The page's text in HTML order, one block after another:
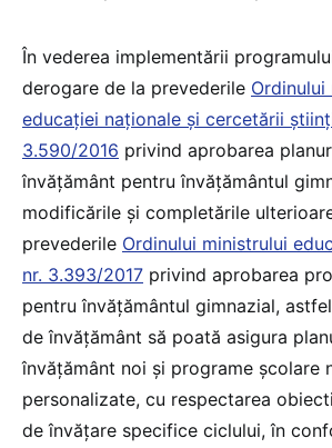
În vederea implementării
derogare de la prevederile Ordinului
educației naționale și cercetării
3.590/2016 privind aprobarea
învățământ pentru învățământul
modificările și completările
prevederile Ordinului ministrului
nr. 3.393/2017 privind aprobarea
pentru învățământul gimnazial,
de învățământ să poată asigura
învățământ noi și programe școlare
personalizate, cu respectarea
de învățare specifice ciclului, în